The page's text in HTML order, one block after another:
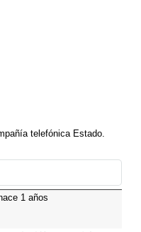
telefónica Estado.
1 años